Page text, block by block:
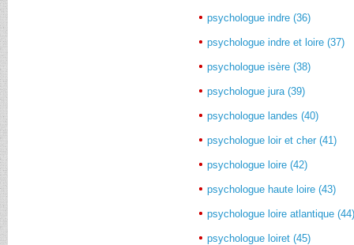
psychologue indre (36)
psychologue indre et loire (37)
psychologue isère (38)
psychologue jura (39)
psychologue landes (40)
psychologue loir et cher (41)
psychologue loire (42)
psychologue haute loire (43)
psychologue loire atlantique
psychologue loiret (45)